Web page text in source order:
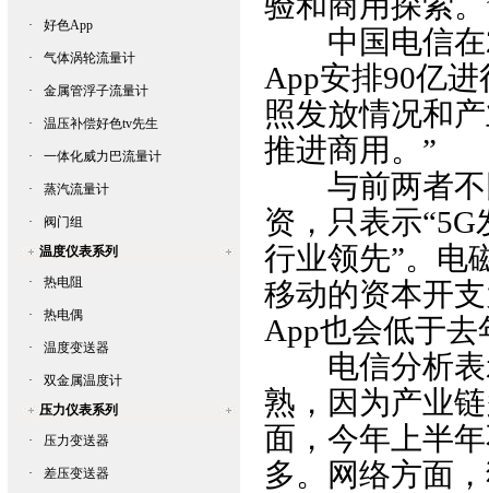
· 好色App
· 气体涡轮流量计
· 金属管浮子流量计
· 温压补偿好色tv先生
· 一体化威力巴流量计
· 蒸汽流量计
·
阀门组
温度仪表系列
·
热电阻
· 热电偶
· 温度变送器
·
双金属温度计
压力仪表系列
·
压力变送器
· 差压变送器
中国电信在
App安排90亿进行
照发放情况和
推进商用。”
与前两者不同
资，只表示
行业领先”。 电
移动的资本开支
App也会低于去
电信分析表示
熟，因为产
面，今年上半
多。网络方面